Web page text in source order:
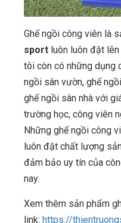
Ghế ngồi công viên là
sport luôn luôn đặt
tôi còn có những dụng
ngồi sân vườn, ghế
ghế ngồi sân nhà với
trường học, công viên
Những ghế ngồi công
luôn đặt chất lượng
đảm bảo uy tín của
nay.
Xem thêm sản phẩm
link: https://